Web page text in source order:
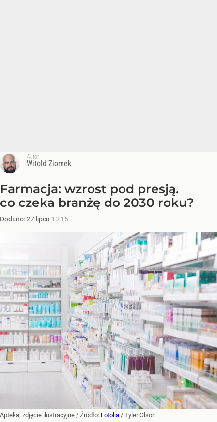
Autor:
Witold Ziomek
Farmacja: wzrost pod presją.
co czeka branżę do 2030 roku?
Dodano:27 lipca 13:15
Apteka, zdjęcie ilustracyjne / Źródło: Fotolia / Tyler Olson